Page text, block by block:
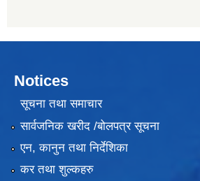
Notices
सूचना तथा समाचार
सार्वजनिक खरीद /बोलपत्र सूचना
एन, कानुन तथा निर्देशिका
कर तथा शुल्कहरु